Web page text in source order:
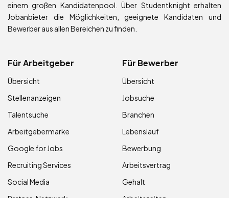
einem großen Kandidatenpool. Über Studentknight erhalten
Jobanbieter die Möglichkeiten, geeignete Kandidaten und
Bewerber aus allen Bereichen zu finden.
Für Arbeitgeber
Übersicht
Stellenanzeigen
Talentsuche
Arbeitgebermarke
Google for Jobs
Recruiting Services
Social Media
Für Bewerber
Übersicht
Jobsuche
Branchen
Lebenslauf
Bewerbung
Arbeitsvertrag
Gehalt